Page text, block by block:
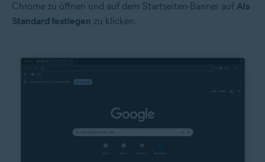
Chrome zu öffnen und auf dem Startseiten-Banner auf Als
Standard festlegen zu klicken.